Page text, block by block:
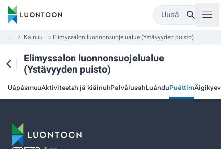
Uusâ
... Kainuu Elimyssalon luonnonsuojelualue (Ystävyyden puisto)
Elimyssalon luonnonsuojelualue
(Ystävyyden puisto)
UápásmuuAktiviteeteh já kiäinuhPalvâlusahLuánduPuáttim